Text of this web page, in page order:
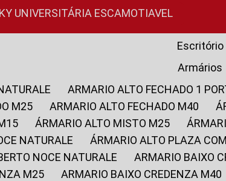
UNIVERSITÁRIA ESCAMOTIAVEL
Escritório
Armários
ARMARIO ALTO FECHADO 1
M25
ARMARIO ALTO FECHADO M40
ÁRMARIO ALTO MISTO M25
NATURALE
ÁRMARIO ALTO PLAZA
NOCE NATURALE
ARMARIO BAIXO
M25
ARMARIO BAIXO CREDENZA M40